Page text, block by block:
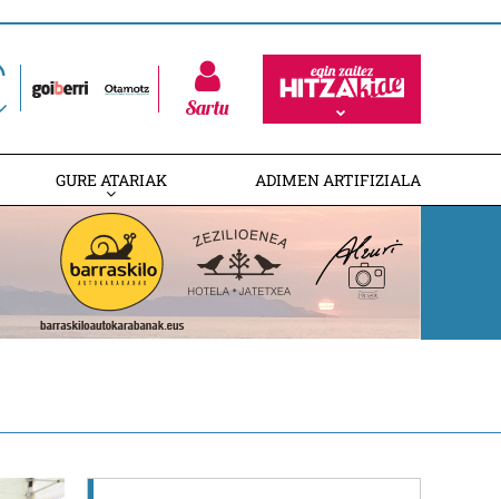
Sartu
GURE ATARIAK ADIMEN ARTIFIZIALA